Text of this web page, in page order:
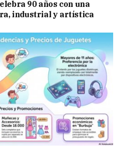
90 años con una
industrial y artística